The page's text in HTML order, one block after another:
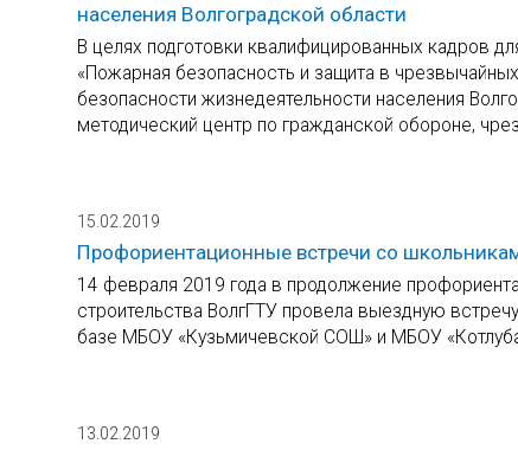
населения Волгоградской области
В целях подготовки квалифицированных кадров
«Пожарная безопасность и защита в
безопасности жизнедеятельности населения
методический центр по гражданской обороне,
15.02.2019
Профориентационные встречи со
14 февраля 2019 года в продолжение
строительства ВолгГТУ провела выездную
базе МБОУ «Кузьмичевской СОШ» и МБОУ
13.02.2019